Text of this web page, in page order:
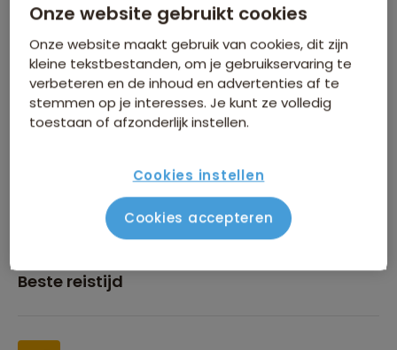
Inbegrepen in de reissom
Beste reistijd
Onze website gebruikt cookies
Onze website maakt gebruik van cookies, dit zijn
kleine tekstbestanden, om je gebruikservaring te
verbeteren en de inhoud en advertenties af te
stemmen op je interesses. Je kunt ze volledig
toestaan of afzonderlijk instellen.
Cookies instellen
Cookies accepteren